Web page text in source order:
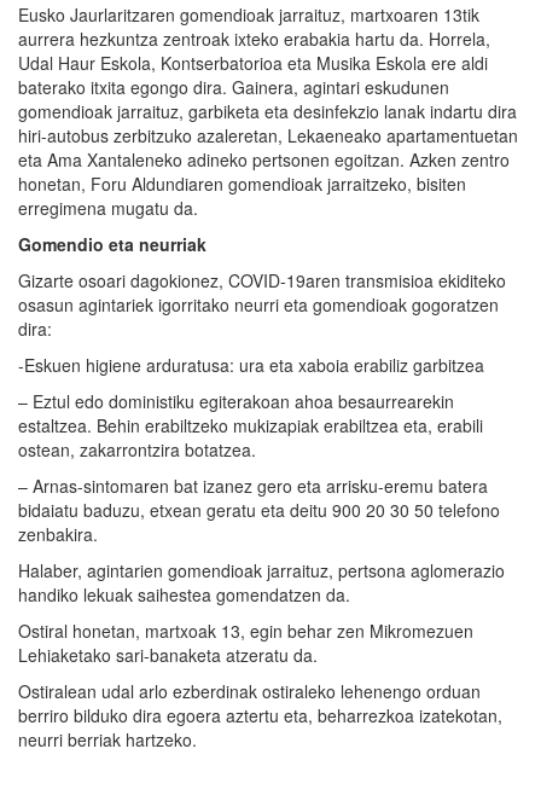
Eusko Jaurlaritzaren gomendioak jarraituz, martxoaren 13tik
aurrera hezkuntza zentroak ixteko erabakia hartu da. Horrela,
Udal Haur Eskola, Kontserbatorioa eta Musika Eskola ere aldi
baterako itxita egongo dira. Gainera, agintari eskudunen
gomendioak jarraituz, garbiketa eta desinfekzio lanak indartu dira
hiri-autobus zerbitzuko azaleretan, Lekaeneako apartamentuetan
eta Ama Xantaleneko adineko pertsonen egoitzan. Azken zentro
honetan, Foru Aldundiaren gomendioak jarraitzeko, bisiten
erregimena mugatu da.
Gomendio eta neurriak
Gizarte osoari dagokionez, COVID-19aren transmisioa ekiditeko
osasun agintariek igorritako neurri eta gomendioak gogoratzen
dira:
-Eskuen higiene arduratusa: ura eta xaboia erabiliz garbitzea
– Eztul edo doministiku egiterakoan ahoa besaurrearekin
estaltzea. Behin erabiltzeko mukizapiak erabiltzea eta, erabili
ostean, zakarrontzira botatzea.
– Arnas-sintomaren bat izanez gero eta arrisku-eremu batera
bidaiatu baduzu, etxean geratu eta deitu 900 20 30 50 telefono
zenbakira.
Halaber, agintarien gomendioak jarraituz, pertsona aglomerazio
handiko lekuak saihestea gomendatzen da.
Ostiral honetan, martxoak 13, egin behar zen Mikromezuen
Lehiaketako sari-banaketa atzeratu da.
Ostiralean udal arlo ezberdinak ostiraleko lehenengo orduan
berriro bilduko dira egoera aztertu eta, beharrezkoa izatekotan,
neurri berriak hartzeko.